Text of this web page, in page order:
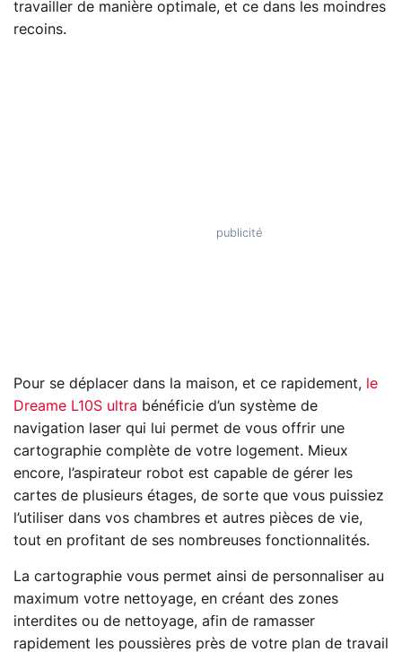
travailler de manière optimale, et ce dans les moindres
recoins.
Pour se déplacer dans la maison, et ce rapidement, le
Dreame L10S ultra bénéficie d’un système de
navigation laser qui lui permet de vous offrir une
cartographie complète de votre logement. Mieux
encore, l’aspirateur robot est capable de gérer les
cartes de plusieurs étages, de sorte que vous puissiez
l’utiliser dans vos chambres et autres pièces de vie,
tout en profitant de ses nombreuses fonctionnalités.
La cartographie vous permet ainsi de personnaliser au
maximum votre nettoyage, en créant des zones
interdites ou de nettoyage, afin de ramasser
rapidement les poussières près de votre plan de travail